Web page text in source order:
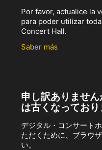
Por favor, actualice la
para poder utilizar
Concert Hall.
Saber más
申し訳ありませ
は古くなっており
デジタル・コンサート
ただくために、ブラウ
い。